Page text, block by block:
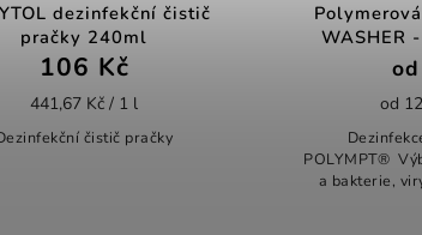
Polymerová dezinfekce POLY
WASHER - pračky a prádla
od 122,90 Kč / 1 l
Dezinfekce pračky a prádla
POLYMPT® Výborně odstraňuje pachy
a bakterie, viry, plísně i při praní ve